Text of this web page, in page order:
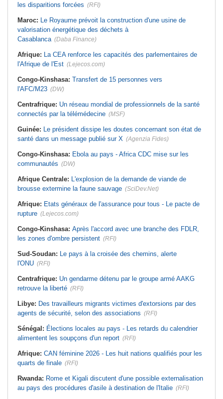
les disparitions forcées (RFI)
Maroc: Le Royaume prévoit la construction d'une usine de
valorisation énergétique des déchets à
Casablanca (Daba Finance)
Afrique: La CEA renforce les capacités des parlementaires de
l'Afrique de l'Est (Lejecos.com)
Congo-Kinshasa: Transfert de 15 personnes vers
l'AFC/M23 (DW)
Centrafrique: Un réseau mondial de professionnels de la santé
connectés par la télémédecine (MSF)
Guinée: Le président dissipe les doutes concernant son état de
santé dans un message publié sur X (Agenzia Fides)
Congo-Kinshasa: Ebola au pays - Africa CDC mise sur les
communautés (DW)
Afrique Centrale: L'explosion de la demande de viande de
brousse extermine la faune sauvage (SciDev.Net)
Afrique: Etats généraux de l'assurance pour tous - Le pacte de
rupture (Lejecos.com)
Congo-Kinshasa: Après l'accord avec une branche des FDLR,
les zones d'ombre persistent (RFI)
Sud-Soudan: Le pays à la croisée des chemins, alerte
l'ONU (RFI)
Centrafrique: Un gendarme détenu par le groupe armé AAKG
retrouve la liberté (RFI)
Libye: Des travailleurs migrants victimes d'extorsions par des
agents de sécurité, selon des associations (RFI)
Sénégal: Élections locales au pays - Les retards du calendrier
alimentent les soupçons d'un report (RFI)
Afrique: CAN féminine 2026 - Les huit nations qualifiés pour les
quarts de finale (RFI)
Rwanda: Rome et Kigali discutent d'une possible externalisation
au pays des procédures d'asile à destination de l'Italie (RFI)